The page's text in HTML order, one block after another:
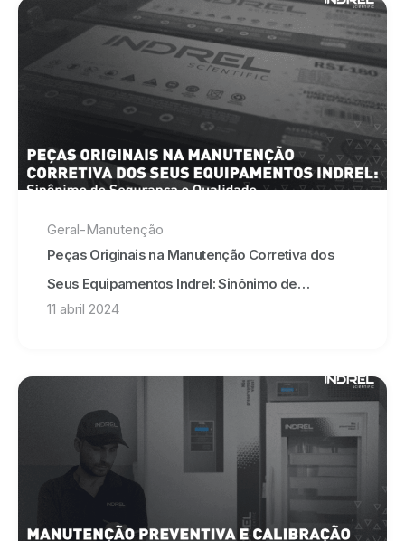
Geral-Manutenção
Peças Originais na Manutenção Corretiva dos
Seus Equipamentos Indrel: Sinônimo de
Segurança e Qualidade
11 abril 2024